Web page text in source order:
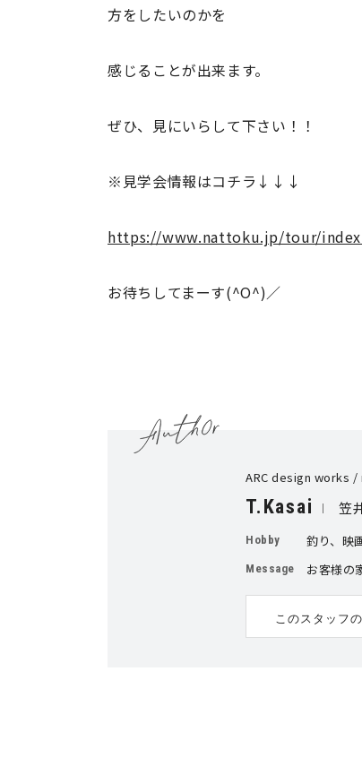
方をしたいのかを
感じることが出来ます。
ぜひ、見にいらして下さい！！
※見学会情報はコチラ↓↓↓
https://www.nattoku.jp/tour/
お待ちしてまーす(^O^)／
ARC design works /
T.Kasai 笠
Hobby 釣り、映
Message お客様の
このスタッフ